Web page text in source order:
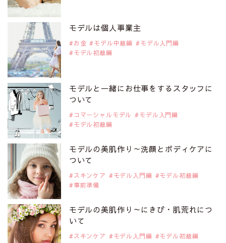
2019年9月29日
是非ご覧ください。
注目モデル 中条あやみさん
2019年9月29日
注目モデルを1名追加いたしました。
是非ご覧ください。
注目モデル 水原佑果さん
2019年9月29日
注目モデルを1名追加いたしました。
是非ご覧ください。
注目モデル CHIHARUさん
2019年9月29日
注目モデルを1名追加いたしました。
是非ご覧ください。
注目モデル 藤井サチさん
モデルは個人事業主
お金 モデル中級編
モデル入門編
モデル初級編
モデルと一緒にお仕事をするスタッフに
ついて
コマーシャルモデル
モデル入門編
モデル初級編
モデルの美肌作り～洗顔とボディケアに
ついて
スキンケア モデル入門編
モデル初級編
事前準備
モデルの美肌作り～にきび・肌荒れにつ
いて
スキンケア モデル入門編
モデル初級編